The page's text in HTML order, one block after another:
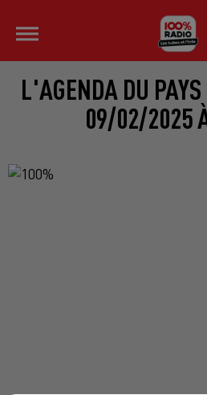
L'AGENDA DU
09/02/2025